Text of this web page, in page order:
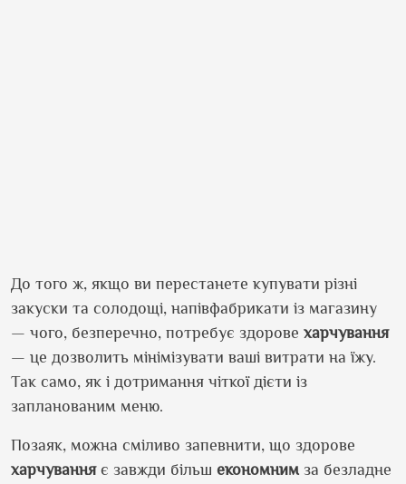
До того ж, якщо ви перестанете купувати різні
закуски та солодощі, напівфабрикати із магазину
— чого, безперечно, потребує здорове харчування
— це дозволить мінімізувати ваші витрати на їжу.
Так само, як і дотримання чіткої дієти із
запланованим меню.
Позаяк, можна сміливо запевнити, що здорове
харчуванняє завжди більш економним за безладне